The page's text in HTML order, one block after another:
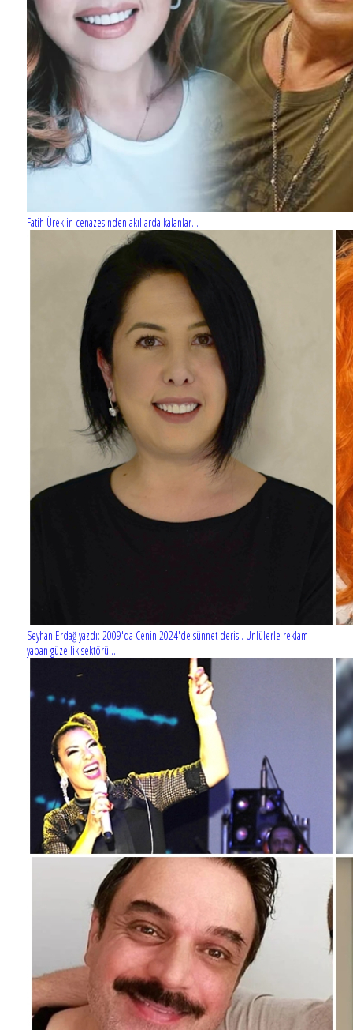
Fatih Ürek'in cenazesinden akıllarda kalanlar...
Seyhan Erdağ yazdı: 2009'da Cenin 2024'de sünnet derisi. Ünlülerle reklam
yapan güzellik sektörü...